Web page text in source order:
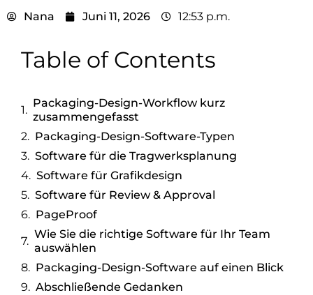
Nana Juni 11, 2026 12:53 p.m.
Table of Contents
Packaging-Design-Workflow kurz
zusammengefasst
Packaging-Design-Software-Typen
Software für die Tragwerksplanung
Software für Grafikdesign
Software für Review & Approval
PageProof
Wie Sie die richtige Software für Ihr Team
auswählen
Packaging-Design-Software auf einen Blick
Abschließende Gedanken